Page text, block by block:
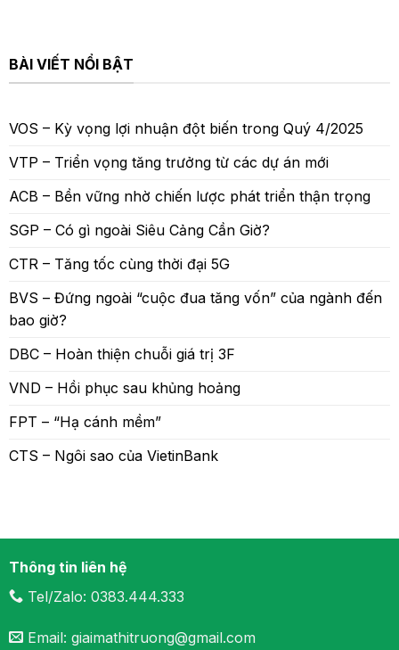
BÀI VIẾT NỔI BẬT
VOS – Kỳ vọng lợi nhuận đột biến trong Quý 4/2025
VTP – Triển vọng tăng trưởng từ các dự án mới
ACB – Bền vững nhờ chiến lược phát triển thận trọng
SGP – Có gì ngoài Siêu Cảng Cần Giờ?
CTR – Tăng tốc cùng thời đại 5G
BVS – Đứng ngoài “cuộc đua tăng vốn” của ngành đến
bao giờ?
DBC – Hoàn thiện chuỗi giá trị 3F
VND – Hồi phục sau khủng hoảng
FPT – “Hạ cánh mềm”
CTS – Ngôi sao của VietinBank
Thông tin liên hệ
Tel/Zalo: 0383.444.333
Email: giaimathitruong@gmail.com